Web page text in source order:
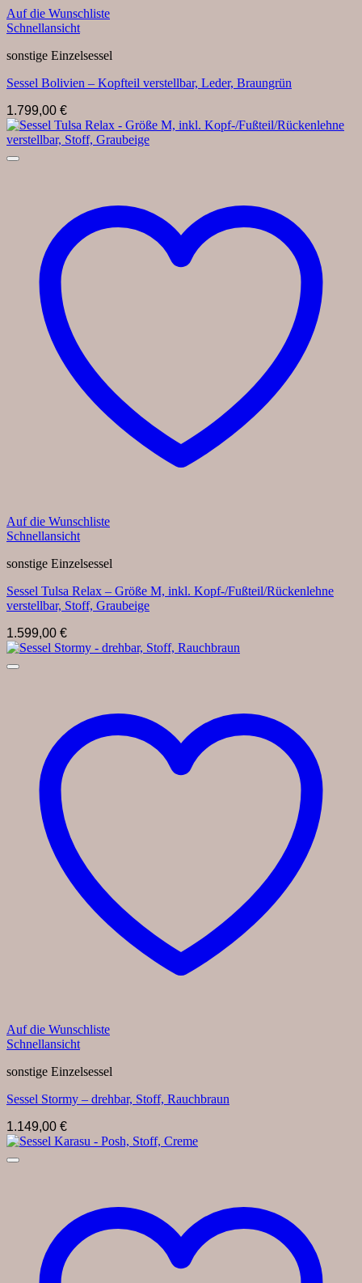
Auf die Wunschliste
Schnellansicht
sonstige Einzelsessel
Sessel Bolivien – Kopfteil verstellbar, Leder, Braungrün
1.799,00 €
Auf die Wunschliste
Schnellansicht
sonstige Einzelsessel
Sessel Tulsa Relax – Größe M, inkl. Kopf-/Fußteil/Rückenlehne
verstellbar, Stoff, Graubeige
1.599,00 €
Auf die Wunschliste
Schnellansicht
sonstige Einzelsessel
Sessel Stormy – drehbar, Stoff, Rauchbraun
1.149,00 €